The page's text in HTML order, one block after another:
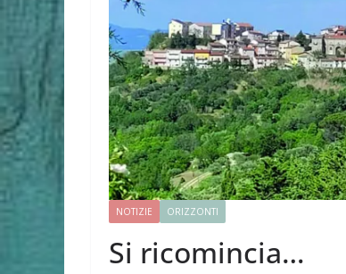
NOTIZIE ORIZZONTI
Si ricomincia…